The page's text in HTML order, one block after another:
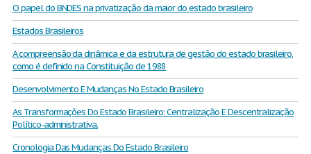
O papel do BNDES na privatização da maior do estado brasileiro
Estados Brasileiros
A compreensão da dinâmica e da estrutura de gestão do estado brasileiro,
como é definido na Constituição de 1988
Desenvolvimento E Mudanças No Estado Brasileiro
As Transformações Do Estado Brasileiro: Centralização E Descentralização
Político-administrativa.
Cronologia Das Mudanças Do Estado Brasileiro